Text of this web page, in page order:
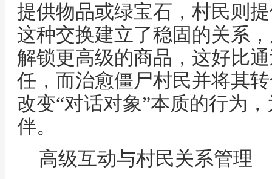
提供物品或绿宝石，村民则
这种交换建立了稳固的关系
解锁更高级的商品，这好比
任，而治愈僵尸村民并将其
改变“对话对象”本质的行为
伴。
高级互动与村民关系管理